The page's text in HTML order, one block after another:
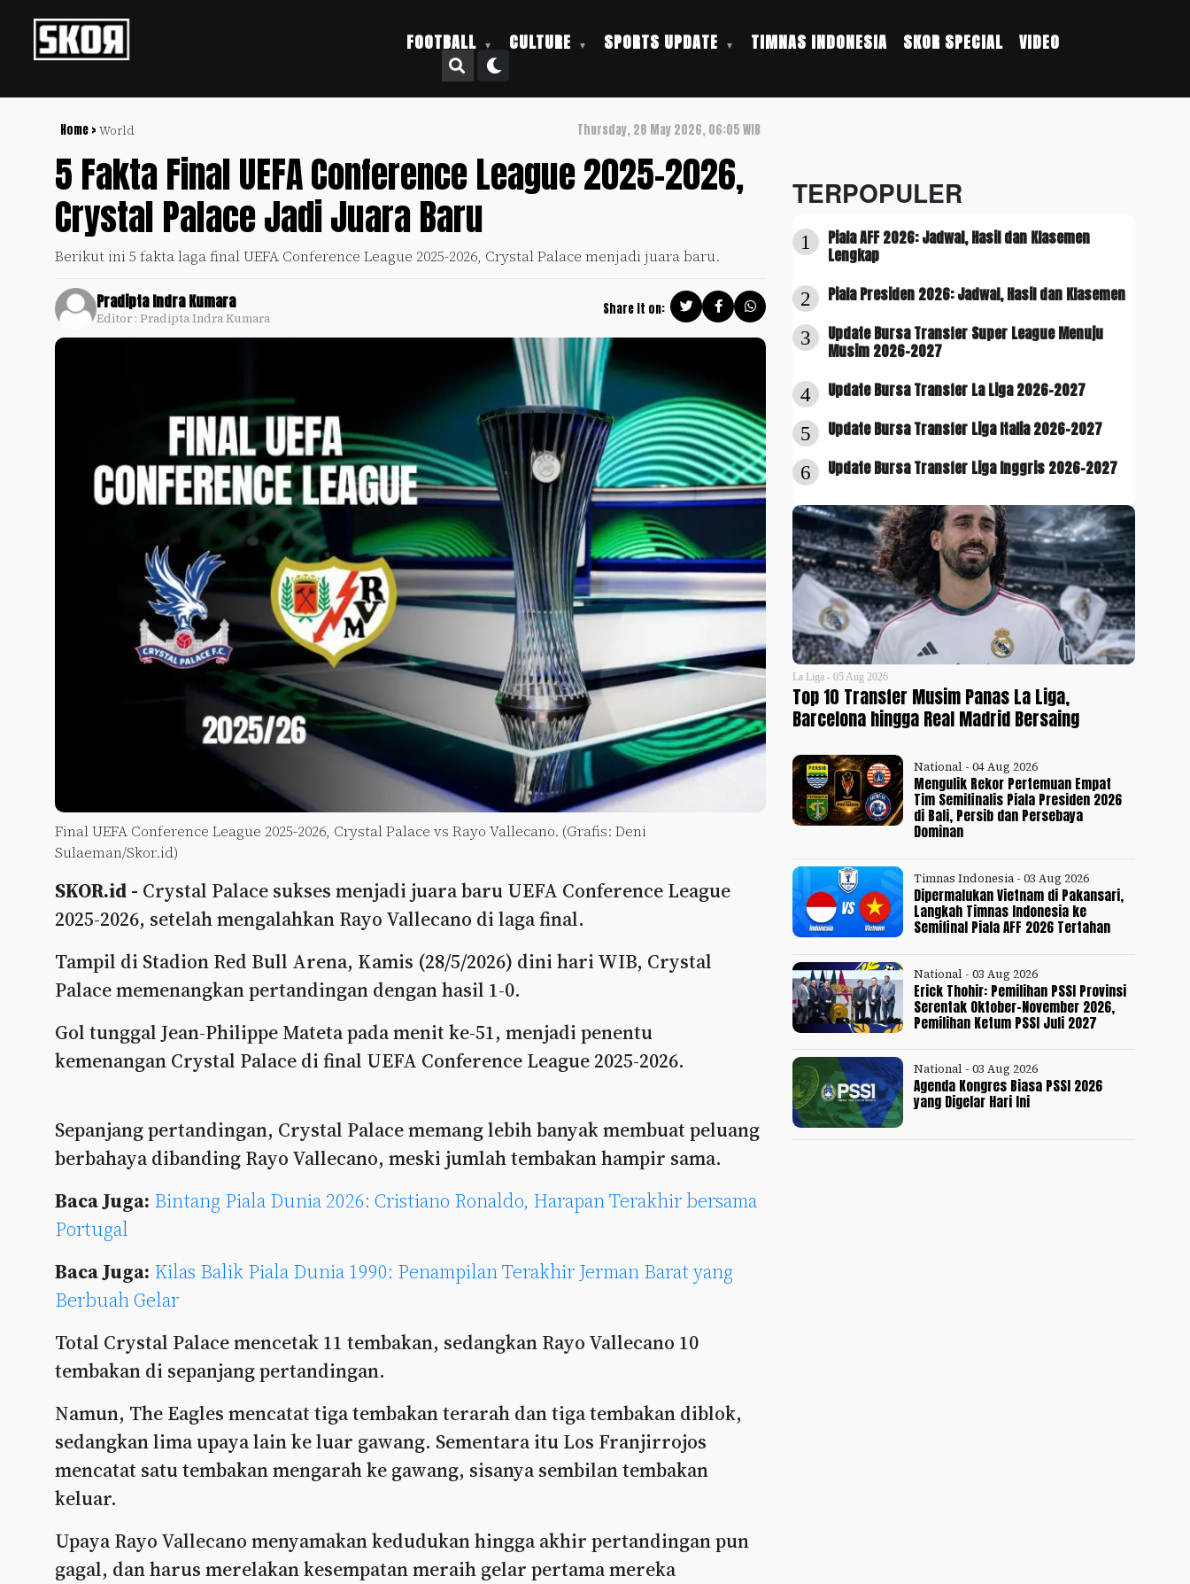
FOOTBALL CULTURE SPORTS UPDATE TIMNAS INDONESIA SKOR SPECIAL VIDEO
Home > World Thursday, 28 May 2026, 06:05 WIB
5 Fakta Final UEFA Conference League 2025-2026,
Crystal Palace Jadi Juara Baru
Berikut ini 5 fakta laga final UEFA Conference League 2025-2026, Crystal Palace menjadi juara baru.
Pradipta Indra Kumara
Editor : Pradipta Indra Kumara
Share it on:
Final UEFA Conference League 2025-2026, Crystal Palace vs Rayo Vallecano. (Grafis: Deni
Sulaeman/Skor.id)
SKOR.id - Crystal Palace sukses menjadi juara baru UEFA Conference League
2025-2026, setelah mengalahkan Rayo Vallecano di laga final.
Tampil di Stadion Red Bull Arena, Kamis (28/5/2026) dini hari WIB, Crystal
Palace memenangkan pertandingan dengan hasil 1-0.
Gol tunggal Jean-Philippe Mateta pada menit ke-51, menjadi penentu
kemenangan Crystal Palace di final UEFA Conference League 2025-2026.
Sepanjang pertandingan, Crystal Palace memang lebih banyak membuat peluang
berbahaya dibanding Rayo Vallecano, meski jumlah tembakan hampir sama.
Baca Juga: Bintang Piala Dunia 2026: Cristiano Ronaldo, Harapan Terakhir bersama
Portugal
Baca Juga: Kilas Balik Piala Dunia 1990: Penampilan Terakhir Jerman Barat yang
Berbuah Gelar
Total Crystal Palace mencetak 11 tembakan, sedangkan Rayo Vallecano 10
tembakan di sepanjang pertandingan.
Namun, The Eagles mencatat tiga tembakan terarah dan tiga tembakan diblok,
sedangkan lima upaya lain ke luar gawang. Sementara itu Los Franjirrojos
mencatat satu tembakan mengarah ke gawang, sisanya sembilan tembakan
keluar.
Upaya Rayo Vallecano menyamakan kedudukan hingga akhir pertandingan pun
gagal, dan harus merelakan kesempatan meraih gelar pertama mereka
TERPOPULER
1
Piala AFF 2026: Jadwal, Hasil dan Klasemen
Lengkap
2 Piala Presiden 2026: Jadwal, Hasil dan Klasemen
3
Update Bursa Transfer Super League Menuju
Musim 2026-2027
4 Update Bursa Transfer La Liga 2026-2027
5 Update Bursa Transfer Liga Italia 2026-2027
6 Update Bursa Transfer Liga Inggris 2026-2027
La Liga - 05 Aug 2026
Top 10 Transfer Musim Panas La Liga,
Barcelona hingga Real Madrid Bersaing
National - 04 Aug 2026
Mengulik Rekor Pertemuan Empat
Tim Semifinalis Piala Presiden 2026
di Bali, Persib dan Persebaya
Dominan
Timnas Indonesia - 03 Aug 2026
Dipermalukan Vietnam di Pakansari,
Langkah Timnas Indonesia ke
Semifinal Piala AFF 2026 Tertahan
National - 03 Aug 2026
Erick Thohir: Pemilihan PSSI Provinsi
Serentak Oktober-November 2026,
Pemilihan Ketum PSSI Juli 2027
National - 03 Aug 2026
Agenda Kongres Biasa PSSI 2026
yang Digelar Hari Ini
Football +
Culture +
Update
+
Indonesia
Policy
Pedoman
Pemberitaan
Media
Siber
Disclaimer
Tentang
Kami